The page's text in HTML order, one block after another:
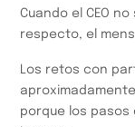
Cuando el CEO
respecto, el
Los retos con
porque los pasos